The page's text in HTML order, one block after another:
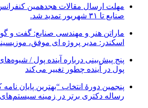
مهلت ارسال مقالات هجدهمین
صنایع تا ۳۱ شهریور تمدید شد.
ماراتن هنر و مهندسی صنایع: گفت و گو
اسکندر: مدیر پروژه ای موفق،
پنج پیش‌بینی درباره آینده پول /
پول در آینده چطور تغییر می‌کند
پنجمین دورۀ انتخاب “بهترین پایان
رساله دکتری برتر در زمینه